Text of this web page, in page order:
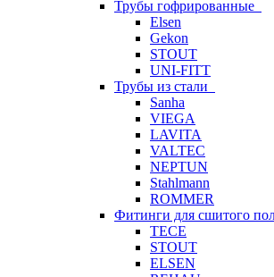
Трубы гофрированные
Elsen
Gekon
STOUT
UNI-FITT
Трубы из стали
Sanha
VIEGA
LAVITA
VALTEC
NEPTUN
Stahlmann
ROMMER
Фитинги для сшитого
TECE
STOUT
ELSEN